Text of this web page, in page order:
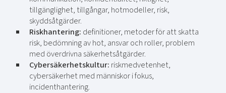
tillgänglighet, tillgångar, hotmodeller, risk,
skyddsåtgärder.
Riskhantering: definitioner, metoder för att skatta
risk, bedömning av hot, ansvar och roller, problem
med överdrivna säkerhetsåtgärder.
Cybersäkerhetskultur: riskmedvetenhet,
cybersäkerhet med människor i fokus,
incidenthantering.